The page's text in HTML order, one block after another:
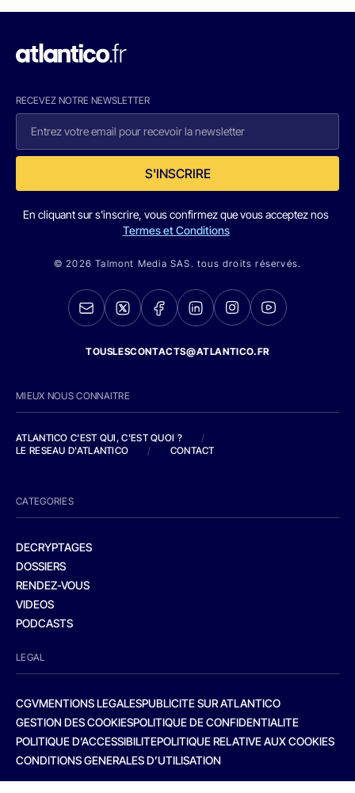
RECEVEZ NOTRE NEWSLETTER
S'INSCRIRE
En cliquant sur s'inscrire, vous confirmez que vous acceptez nos
Termes et Conditions
© 2026 Talmont Media SAS. tous droits réservés.
TOUSLESCONTACTS@ATLANTICO.FR
MIEUX NOUS CONNAITRE
ATLANTICO C'EST QUI, C'EST QUOI ?
/
LE RESEAU D'ATLANTICO
/ CONTACT
CATEGORIES
DECRYPTAGES
DOSSIERS
RENDEZ-VOUS
VIDEOS
PODCASTS
LEGAL
CGVMENTIONS LEGALESPUBLICITE SUR ATLANTICO
GESTION DES COOKIESPOLITIQUE DE CONFIDENTIALITE
POLITIQUE D’ACCESSIBILITEPOLITIQUE RELATIVE AUX COOKIES
CONDITIONS GENERALES D’UTILISATION